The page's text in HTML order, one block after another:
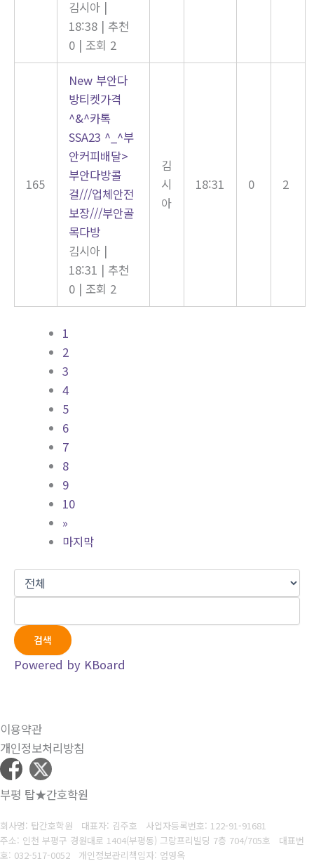
김시아 |
18:38 | 추천
0 | 조회 2
165
New 부안다
방티켓가격
^&^카톡
SSA23 ^_^부
안커피배달>
부안다방콜
걸///업체안전
보장///부안골
목다방
김시아 |
18:31 | 추천
0 | 조회 2
김
시
아
18:31 0 2
1
2
3
4
5
6
7
8
9
10
»
마지막
검색
Powered by KBoard
이용약관
개인정보처리방침
부평 탑★간호학원
회사명: 탑간호학원 대표자: 김주호 사업자등록번호: 122-91-91681
주소: 인천 부평구 경원대로 1404(부평동) 그랑프리빌딩 7층 704/705호 대표번
호: 032-517-0052 개인정보관리책임자: 엄영옥